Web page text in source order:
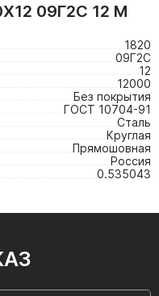
09Г2С 12 М
1820
09Г2С
12
12000
Без покрытия
ГОСТ 10704-91
Сталь
Круглая
Прямошовная
Россия
0.535043